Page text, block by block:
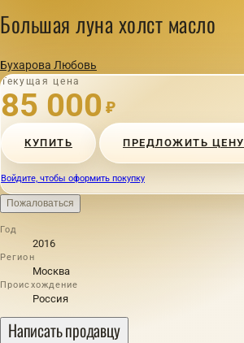
Большая луна холст масло
Бухарова Любовь
Текущая цена
85 000 ₽
КУПИТЬ ПРЕДЛОЖИТЬ ЦЕНУ
Войдите, чтобы оформить покупку
Пожаловаться
Год
2016
Регион
Москва
Происхождение
Россия
Написать продавцу